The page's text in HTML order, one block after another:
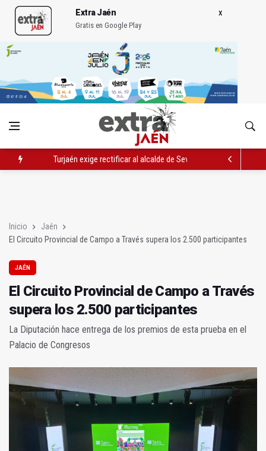
Extra Jaén
Gratis en Google Play
Turjaén exige rectificar al alcalde de Sevilla por
Inicio
Jaén
El Circuito Provincial de Campo a Través supera los 2.500 participantes
JAÉN
El Circuito Provincial de Campo a Través
supera los 2.500 participantes
La Diputación hace entrega de los premios de esta prueba en el
Palacio de Congresos